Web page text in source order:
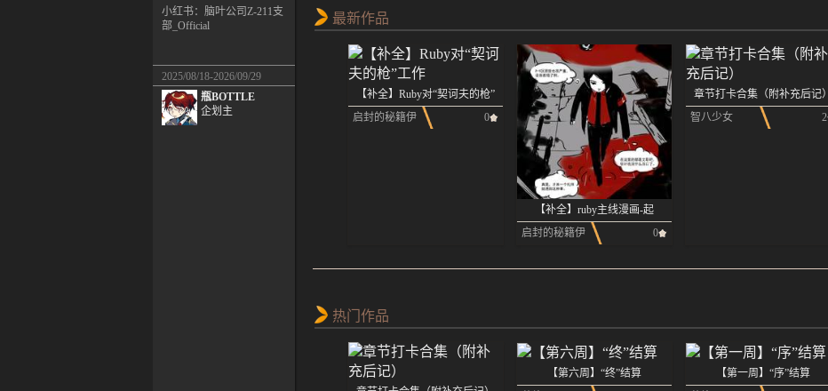
小红书：脑叶公司Z-211支
部_Official
2025/08/18-2026/09/29
瓶BOTTLE
企划主
最新作品
【补全】Ruby对“契诃夫的枪”
工作
启封的秘籍伊
0
【补全】ruby主线漫画-起
启封的秘籍伊
0
章节打卡合集（附补充后记）
智八少女
2
热门作品
【第六周】“终”结算
【第一周】“序”结算